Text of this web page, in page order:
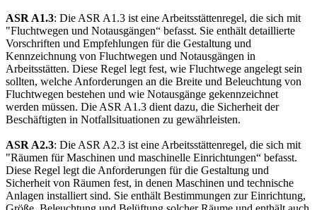
ASR A1.3: Die ASR A1.3 ist eine Arbeitsstättenregel, die sich mit
"Fluchtwegen und Notausgängen“ befasst. Sie enthält detaillierte
Vorschriften und Empfehlungen für die Gestaltung und
Kennzeichnung von Fluchtwegen und Notausgängen in
Arbeitsstätten. Diese Regel legt fest, wie Fluchtwege angelegt sein
sollten, welche Anforderungen an die Breite und Beleuchtung von
Fluchtwegen bestehen und wie Notausgänge gekennzeichnet
werden müssen. Die ASR A1.3 dient dazu, die Sicherheit der
Beschäftigten in Notfallsituationen zu gewährleisten.
ASR A2.3: Die ASR A2.3 ist eine Arbeitsstättenregel, die sich mit
"Räumen für Maschinen und maschinelle Einrichtungen“ befasst.
Diese Regel legt die Anforderungen für die Gestaltung und
Sicherheit von Räumen fest, in denen Maschinen und technische
Anlagen installiert sind. Sie enthält Bestimmungen zur Einrichtung,